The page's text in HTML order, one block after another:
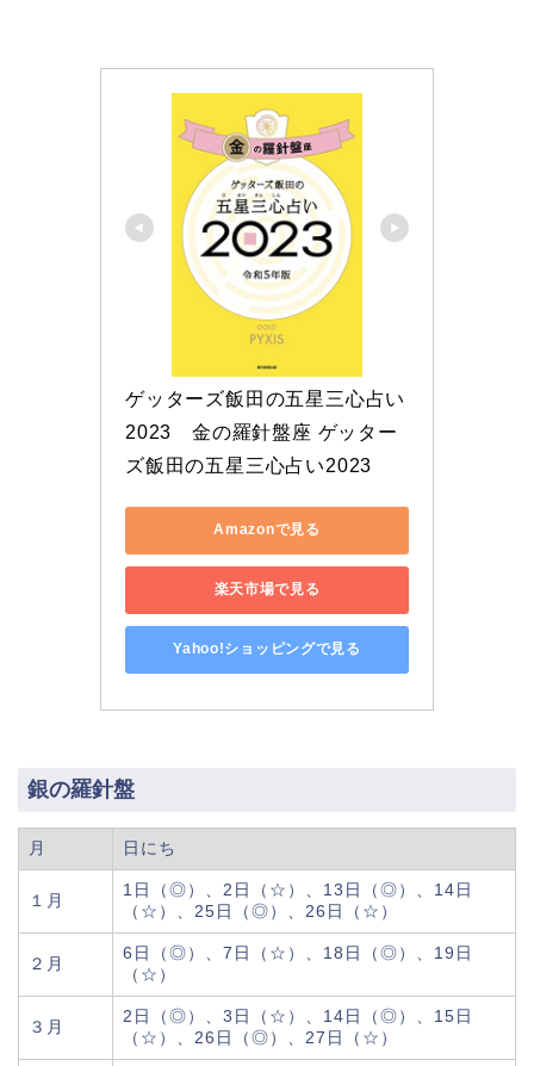
ゲッターズ飯田の五星三心占い
2023　金の羅針盤座 ゲッター
ズ飯田の五星三心占い2023
Amazonで見る
楽天市場で見る
Yahoo!ショッピングで見る
銀の羅針盤
月 日にち
１月
1日（◎）、2日（☆）、13日（◎）、14日
（☆）、25日（◎）、26日（☆）
２月
6日（◎）、7日（☆）、18日（◎）、19日
（☆）
３月
2日（◎）、3日（☆）、14日（◎）、15日
（☆）、26日（◎）、27日（☆）